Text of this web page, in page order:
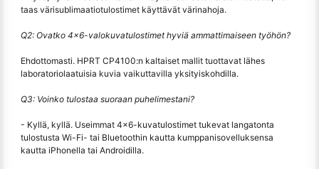
taas värisublimaatiotulostimet käyttävät värinahoja.
Q2: Ovatko 4x6-valokuvatulostimet hyviä ammattimaiseen työhön?
Ehdottomasti. HPRT CP4100:n kaltaiset mallit tuottavat lähes
laboratoriolaatuisia kuvia vaikuttavilla yksityiskohdilla.
Q3: Voinko tulostaa suoraan puhelimestani?
- Kyllä, kyllä. Useimmat 4x6-kuvatulostimet tukevat langatonta
tulostusta Wi-Fi- tai Bluetoothin kautta kumppanisovelluksensa
kautta iPhonella tai Androidilla.